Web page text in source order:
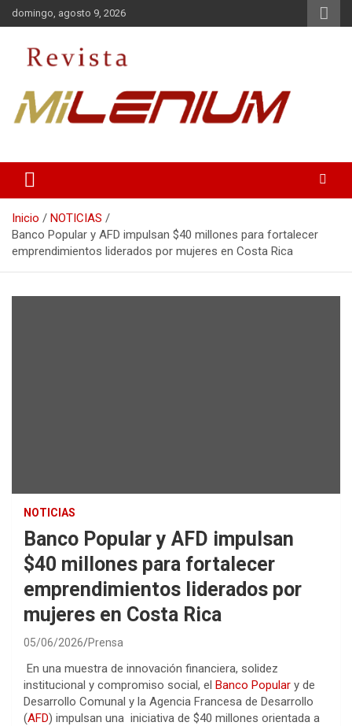
Saltar
al
domingo, agosto 9, 2026
Inicio
NOTICIAS
Banco Popular y AFD impulsan $40 millones para fortalecer
emprendimientos liderados por mujeres en Costa Rica
NOTICIAS
Banco Popular y AFD impulsan
$40 millones para fortalecer
emprendimientos liderados por
mujeres en Costa Rica
05/06/2026 Prensa
En una muestra de innovación financiera, solidez
institucional y compromiso social, el Banco Popular y de
Desarrollo Comunal y la Agencia Francesa de Desarrollo
(AFD) impulsan una iniciativa de $40 millones orientada a